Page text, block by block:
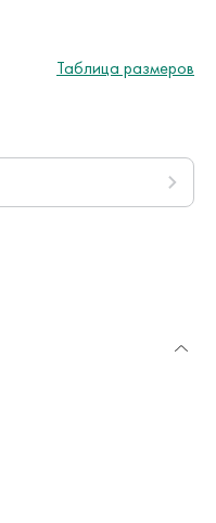
Таблица размеров